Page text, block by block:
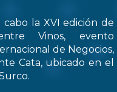
cabo la XVI edición de
Vinos, evento
de Negocios,
Cata, ubicado en el